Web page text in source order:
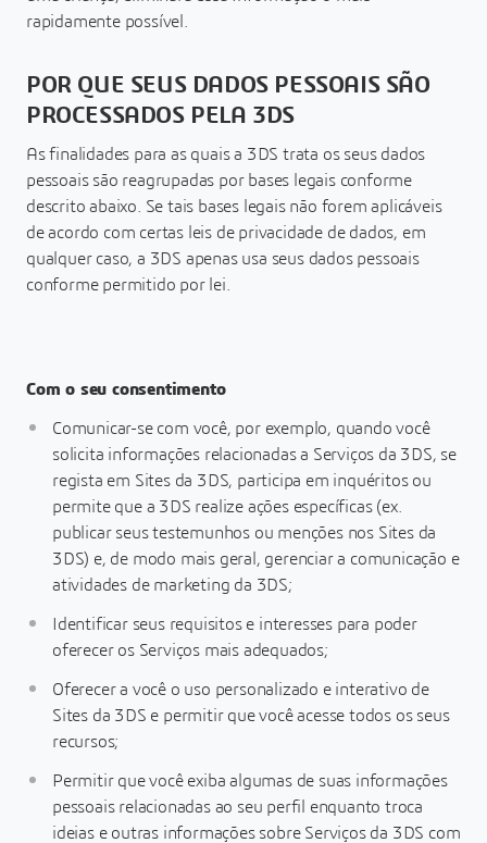
rapidamente possível.
POR QUE SEUS DADOS PESSOAIS SÃO
PROCESSADOS PELA 3DS
As finalidades para as quais a 3DS trata os seus dados
pessoais são reagrupadas por bases legais conforme
descrito abaixo. Se tais bases legais não forem aplicáveis
de acordo com certas leis de privacidade de dados, em
qualquer caso, a 3DS apenas usa seus dados pessoais
conforme permitido por lei.
Com o seu consentimento
Comunicar-se com você, por exemplo, quando você
solicita informações relacionadas a Serviços da 3DS, se
regista em Sites da 3DS, participa em inquéritos ou
permite que a 3DS realize ações específicas (ex.
publicar seus testemunhos ou menções nos Sites da
3DS) e, de modo mais geral, gerenciar a comunicação e
atividades de marketing da 3DS;
Identificar seus requisitos e interesses para poder
oferecer os Serviços mais adequados;
Oferecer a você o uso personalizado e interativo de
Sites da 3DS e permitir que você acesse todos os seus
recursos;
Permitir que você exiba algumas de suas informações
pessoais relacionadas ao seu perfil enquanto troca
ideias e outras informações sobre Serviços da 3DS com